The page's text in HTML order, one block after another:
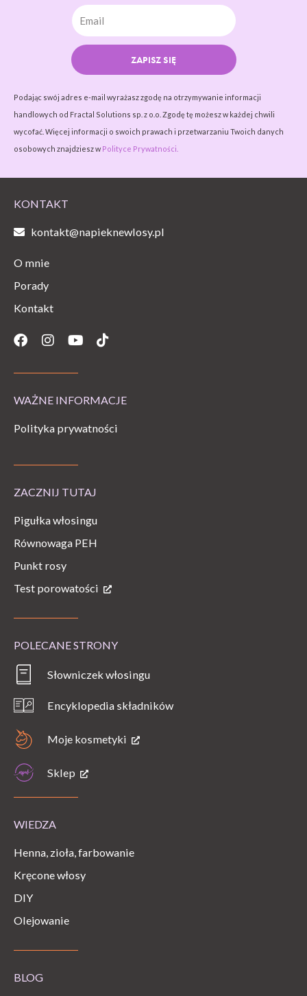
ZAPISZ SIĘ
Podając swój adres e-mail wyrażasz zgodę na otrzymywanie informacji
handlowych od Fractal Solutions sp. z o.o. Zgodę tę możesz w każdej chwili
wycofać. Więcej informacji o swoich prawach i przetwarzaniu Twoich danych
osobowych znajdziesz w Polityce Prywatności.
KONTAKT
kontakt@napieknewlosy.pl
O mnie
Porady
Kontakt
Facebook
Instagram
YoutubeTiktok
WAŻNE INFORMACJE
Polityka prywatności
ZACZNIJ TUTAJ
Pigułka włosingu
Równowaga PEH
Punkt rosy
Test porowatości
POLECANE STRONY
Słowniczek włosingu
Encyklopedia składników
Moje kosmetyki
Sklep
WIEDZA
Henna, zioła, farbowanie
Kręcone włosy
DIY
Olejowanie
BLOG